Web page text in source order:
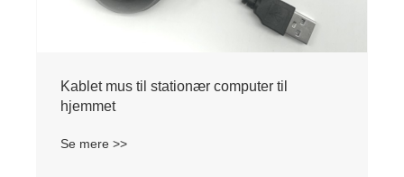
Kablet mus til stationær computer til
hjemmet
Se mere >>